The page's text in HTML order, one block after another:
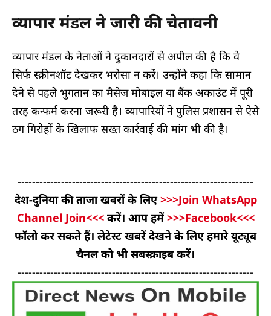
व्यापार मंडल ने जारी की चेतावनी
व्यापार मंडल के नेताओं ने दुकानदारों से अपील की है कि वे
सिर्फ स्क्रीनशॉट देखकर भरोसा न करें। उन्होंने कहा कि सामान
देने से पहले भुगतान का मैसेज मोबाइल या बैंक अकाउंट में पूरी
तरह कन्फर्म करना जरूरी है। व्यापारियों ने पुलिस प्रशासन से ऐसे
ठग गिरोहों के खिलाफ सख्त कार्रवाई की मांग भी की है।
-----------------------------------------------------------------
देश-दुनिया की ताजा खबरों के लिए>>>Join WhatsApp
Channel Join<<< करें। आप हमें>>>Facebook<<<
फॉलो कर सकते हैं। लेटेस्ट खबरें देखने के लिए हमारे यूट्यूब
चैनल को भी सबस्क्राइब करें।
-----------------------------------------------------------------